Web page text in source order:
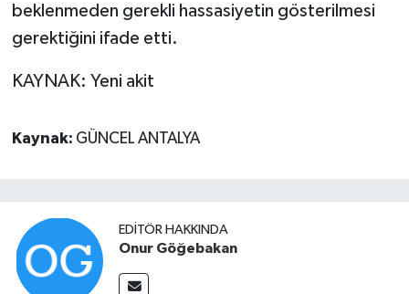
beklenmeden gerekli hassasiyetin gösterilmesi
gerektiğini ifade etti.
KAYNAK: Yeni akit
Kaynak: GÜNCEL ANTALYA
EDITÖR HAKKINDA
Onur Göğebakan